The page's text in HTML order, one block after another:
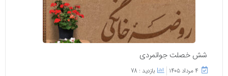
شش خصلت جوانمردی
۴ مرداد ۱۴۰۵ بازدید : 78